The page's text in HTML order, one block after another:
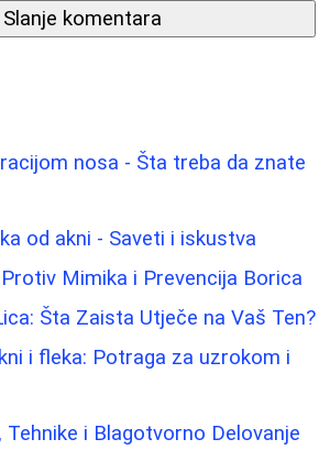
Slanje komentara
nosa - Šta treba da znate
od akni - Saveti i iskustva
Mimika i Prevencija Borica
Šta Zaista Utječe na Vaš Ten?
i fleka: Potraga za uzrokom i
i Blagotvorno Delovanje